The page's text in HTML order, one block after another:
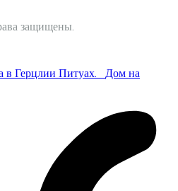
защищены.
в Герцлии Питуах.
Дом на